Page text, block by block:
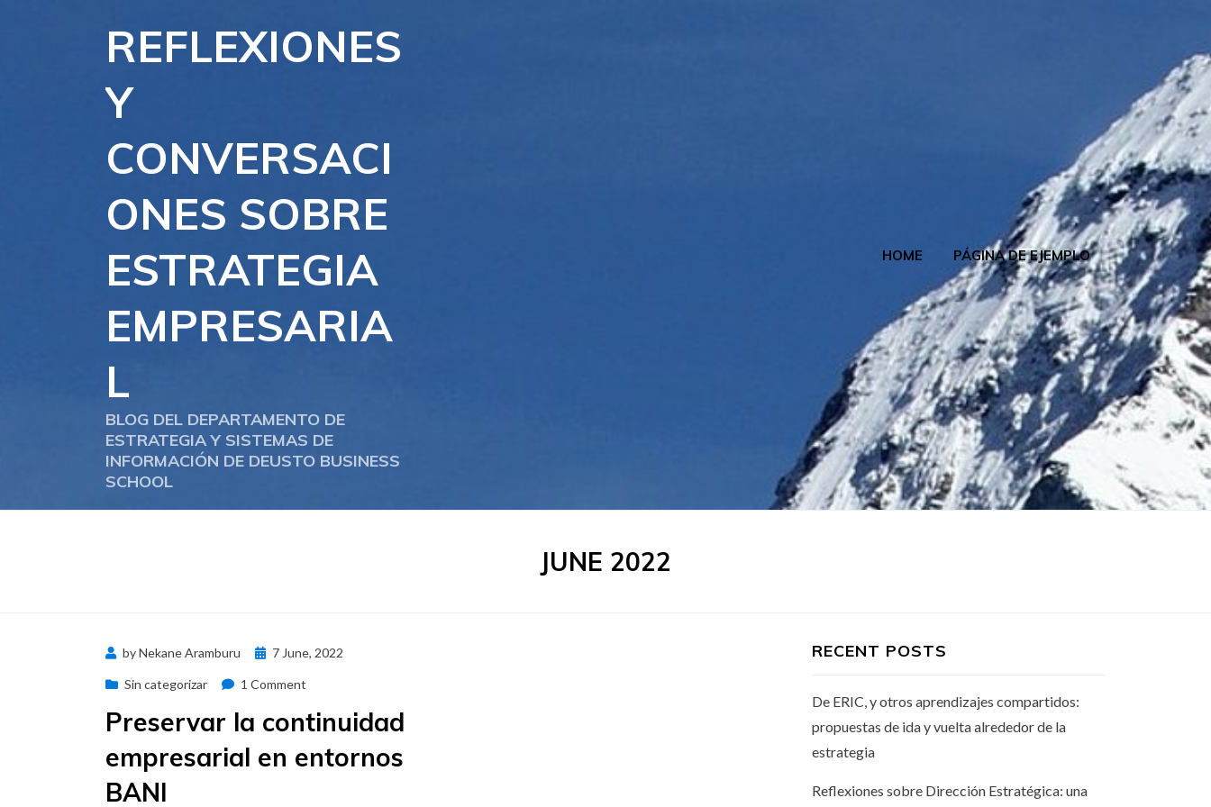
REFLEXIONES
Y
CONVERSACI
ONES SOBRE
ESTRATEGIA
EMPRESARIA
L
BLOG DEL DEPARTAMENTO DE
ESTRATEGIA Y SISTEMAS DE
INFORMACIÓN DE DEUSTO BUSINESS
SCHOOL
HOME PÁGINA DE EJEMPLO
MONTH
:JUNE 2022
byNekane Aramburu
Posted
7 June, 2022
Sin categorizar 1 Comment
la
continuidad
Preservar la continuidad
empresarial en entornos
BANI
RECENT POSTS
De ERIC, y otros aprendizajes compartidos:
propuestas de ida y vuelta alrededor de la
estrategia
Reflexiones sobre Dirección Estratégica: una